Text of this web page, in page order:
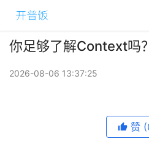
你足够了解Context吗？
2026-08-06 13:37:25
赞